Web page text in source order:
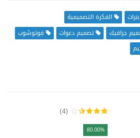
الفكرة التصميمية
جرافيك تصميم دعوات
فوتوشوب
(4)
80.00%